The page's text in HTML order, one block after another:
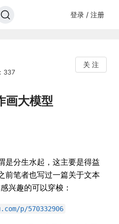
登录 / 注册
337
关 注
画大模型
是分生水起，这主要是得益
前笔者也写过一篇关于文本
兴趣的可以穿梭：
p/570332906